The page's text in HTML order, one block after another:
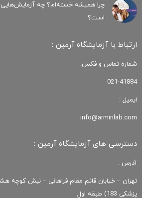
چرا همیشه خسته‌ام؟ چه آزمایش‌هایی
است؟
ارتباط با آزمایشگاه آرمین :
شماره تماس و فکس:
021-41884
ایمیل :
info@arminlab.com
دسترسی های آزمایشگاه آرمین :
آدرس :
پزشکی 183) طبقه اول